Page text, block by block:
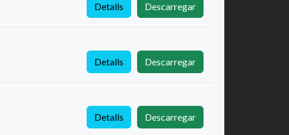
Descarregar
Detalls
Descarregar
Detalls
Descarregar
Detalls